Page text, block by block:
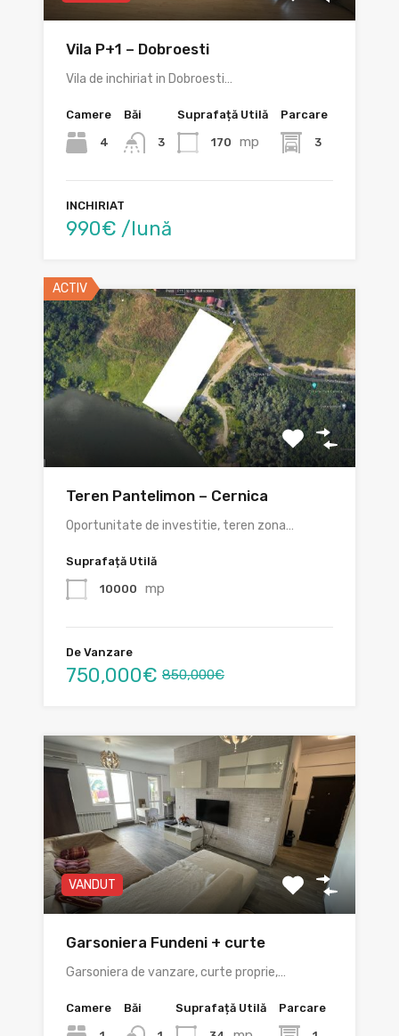
Vila P+1 – Dobroesti
Vila de inchiriat in Dobroesti…
Camere
4
Băi
3
Suprafață Utilă
170 mp
Parcare
3
INCHIRIAT
990€ /lună
ACTIV
Teren Pantelimon – Cernica
Oportunitate de investitie, teren zona…
Suprafață Utilă
10000 mp
De Vanzare
750,000€ 850,000€
VANDUT
Garsoniera Fundeni + curte
Garsoniera de vanzare, curte proprie,…
Camere Băi Suprafață Utilă Parcare